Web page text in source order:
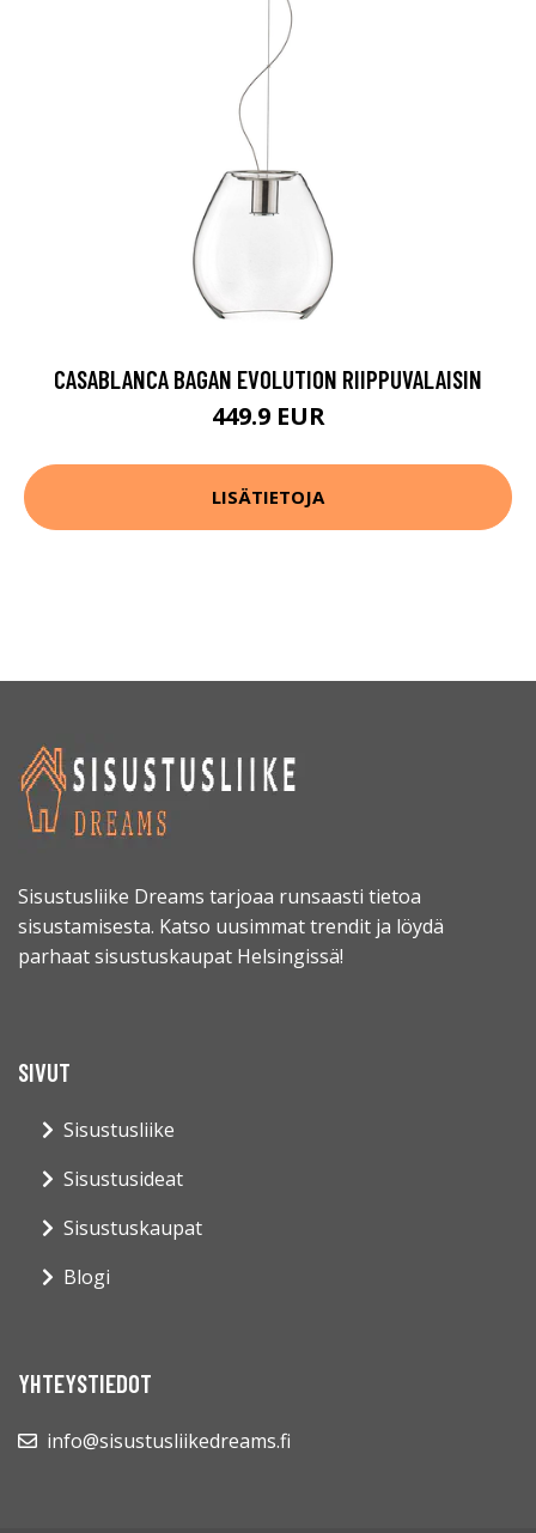
CASABLANCA BAGAN EVOLUTION RIIPPUVALAISIN
449.9 EUR
LISÄTIETOJA
Sisustusliike Dreams tarjoaa runsaasti tietoa
sisustamisesta. Katso uusimmat trendit ja löydä
parhaat sisustuskaupat Helsingissä!
SIVUT
Sisustusliike
Sisustusideat
Sisustuskaupat
Blogi
YHTEYSTIEDOT
info@sisustusliikedreams.fi